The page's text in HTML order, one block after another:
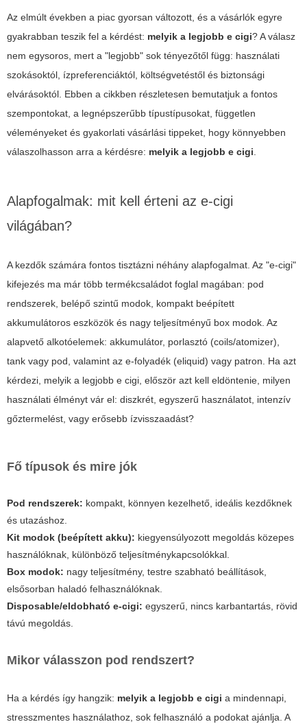
Az elmúlt években a piac gyorsan változott, és a vásárlók egyre
gyakrabban teszik fel a kérdést: melyik a legjobb e cigi? A válasz
nem egysoros, mert a "legjobb" sok tényezőtől függ: használati
szokásoktól, ízpreferenciáktól, költségvetéstől és biztonsági
elvárásoktól. Ebben a cikkben részletesen bemutatjuk a fontos
szempontokat, a legnépszerűbb típustípusokat, független
véleményeket és gyakorlati vásárlási tippeket, hogy könnyebben
válaszolhasson arra a kérdésre: melyik a legjobb e cigi.
Alapfogalmak: mit kell érteni az e-cigi
világában?
A kezdők számára fontos tisztázni néhány alapfogalmat. Az "e-cigi"
kifejezés ma már több termékcsaládot foglal magában: pod
rendszerek, belépő szintű modok, kompakt beépített
akkumulátoros eszközök és nagy teljesítményű box modok. Az
alapvető alkotóelemek: akkumulátor, porlasztó (coils/atomizer),
tank vagy pod, valamint az e-folyadék (eliquid) vagy patron. Ha azt
kérdezi, melyik a legjobb e cigi, először azt kell eldöntenie, milyen
használati élményt vár el: diszkrét, egyszerű használatot, intenzív
gőztermelést, vagy erősebb ízvisszaadást?
Fő típusok és mire jók
Pod rendszerek: kompakt, könnyen kezelhető, ideális kezdőknek
és utazáshoz.
Kit modok (beépített akku): kiegyensúlyozott megoldás közepes
használóknak, különböző teljesítménykapcsolókkal.
Box modok: nagy teljesítmény, testre szabható beállítások,
elsősorban haladó felhasználóknak.
Disposable/eldobható e-cigi: egyszerű, nincs karbantartás, rövid
távú megoldás.
Mikor válasszon pod rendszert?
Ha a kérdés így hangzik: melyik a legjobb e cigi a mindennapi,
stresszmentes használathoz, sok felhasználó a podokat ajánlja. A